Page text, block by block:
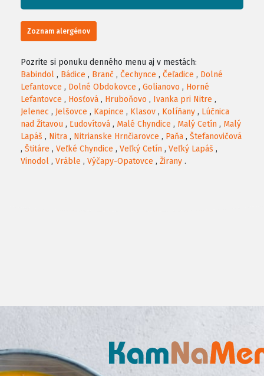
Zoznam alergénov
Pozrite si ponuku denného menu aj v mestách:
Babindol , Bádice , Branč , Čechynce , Čeľadice , Dolné
Lefantovce , Dolné Obdokovce , Golianovo , Horné
Lefantovce , Hosťová , Hruboňovo , Ivanka pri Nitre ,
Jelenec , Jelšovce , Kapince , Klasov , Kolíňany , Lúčnica
nad Žitavou , Ľudovítová , Malé Chyndice , Malý Cetín , Malý
Lapáš , Nitra , Nitrianske Hrnčiarovce , Paňa , Štefanovičová
, Štitáre , Veľké Chyndice , Veľký Cetín , Veľký Lapáš ,
Vinodol , Vráble , Výčapy-Opatovce , Žirany .